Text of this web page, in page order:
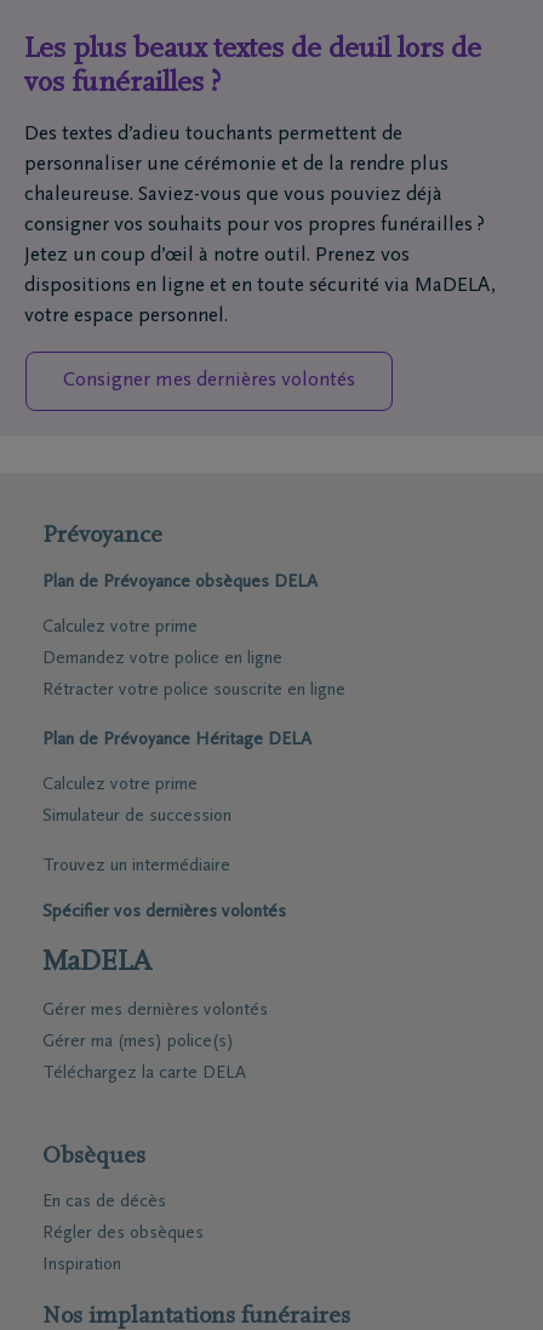
Les plus beaux textes de deuil lors de
vos funérailles ?
Des textes d’adieu touchants permettent de
personnaliser une cérémonie et de la rendre plus
chaleureuse. Saviez-vous que vous pouviez déjà
consigner vos souhaits pour vos propres funérailles ?
Jetez un coup d’œil à notre outil. Prenez vos
dispositions en ligne et en toute sécurité via MaDELA,
votre espace personnel.
Consigner mes dernières volontés
Prévoyance
Plan de Prévoyance obsèques DELA
Calculez votre prime
Demandez votre police en ligne
Rétracter votre police souscrite en ligne
Plan de Prévoyance Héritage DELA
Calculez votre prime
Simulateur de succession
Trouvez un intermédiaire
Spécifier vos dernières volontés
MaDELA
Gérer mes dernières volontés
Gérer ma (mes) police(s)
Téléchargez la carte DELA
Obsèques
En cas de décès
Régler des obsèques
Inspiration
Nos implantations funéraires